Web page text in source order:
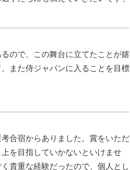
ので、この舞台に立てたことが嬉
また侍ジャパンに入ることを目標
合宿からありました。賞をいただ
を目指していかないといけませ
貴重な経験だったので、個人とし